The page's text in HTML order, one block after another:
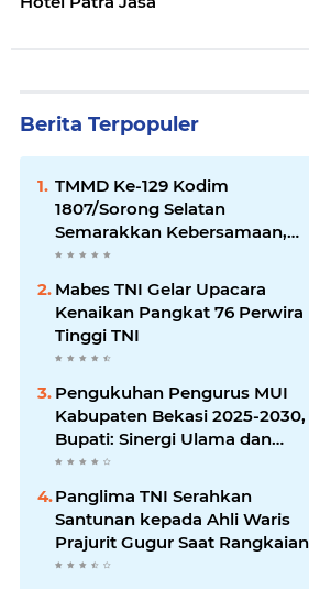
Berita Terpopuler
TMMD Ke-129 Kodim
1807/Sorong Selatan
Semarakkan Kebersamaan,
Anggota Satgas dan Warga
Nobar Final Piala Dunia 2026
Mabes TNI Gelar Upacara
Kenaikan Pangkat 76 Perwira
Tinggi TNI
Pengukuhan Pengurus MUI
Kabupaten Bekasi 2025-2030,
Bupati: Sinergi Ulama dan
Umara Sangat Diperlukan
Panglima TNI Serahkan
Santunan kepada Ahli Waris
Prajurit Gugur Saat Rangkaian
HUT ke-80 TNI